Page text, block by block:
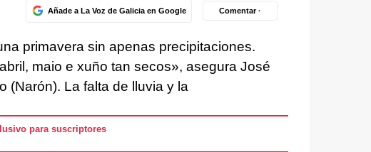
Añade a La Voz de Galicia en Google Comentar ·
primavera sin apenas precipitaciones.
maio e xuño tan secos», asegura José
(Narón). La falta de lluvia y la
para suscriptores